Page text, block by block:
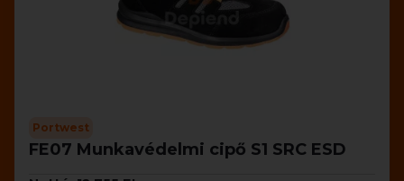
Portwest
FE07 Munkavédelmi cipő S1 SRC ESD